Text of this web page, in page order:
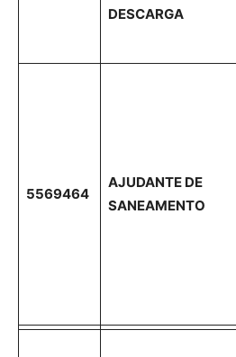
DESCARGA
5569464
AJUDANTE DE
SANEAMENTO